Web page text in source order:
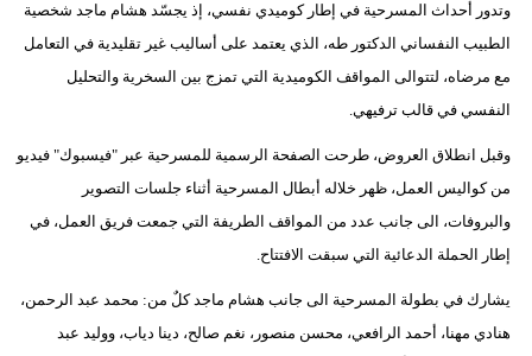
وتدور أحداث المسرحية في إطار كوميدي نفسي، إذ يجسّد هشام ماجد شخصية
الطبيب النفساني الدكتور طه، الذي يعتمد على أساليب غير تقليدية في التعامل
مع مرضاه، لتتوالى المواقف الكوميدية التي تمزج بين السخرية والتحليل
النفسي في قالب ترفيهي.
وقبل انطلاق العروض، طرحت الصفحة الرسمية للمسرحية عبر "فيسبوك" فيديو
من كواليس العمل، ظهر خلاله أبطال المسرحية أثناء جلسات التصوير
والبروفات، الى جانب عدد من المواقف الطريفة التي جمعت فريق العمل، في
إطار الحملة الدعائية التي سبقت الافتتاح.
يشارك في بطولة المسرحية الى جانب هشام ماجد كلٌ من: محمد عبد الرحمن،
هنادي مهنا، أحمد الرافعي، محسن منصور، نغم صالح، دينا دياب، ووليد عبد